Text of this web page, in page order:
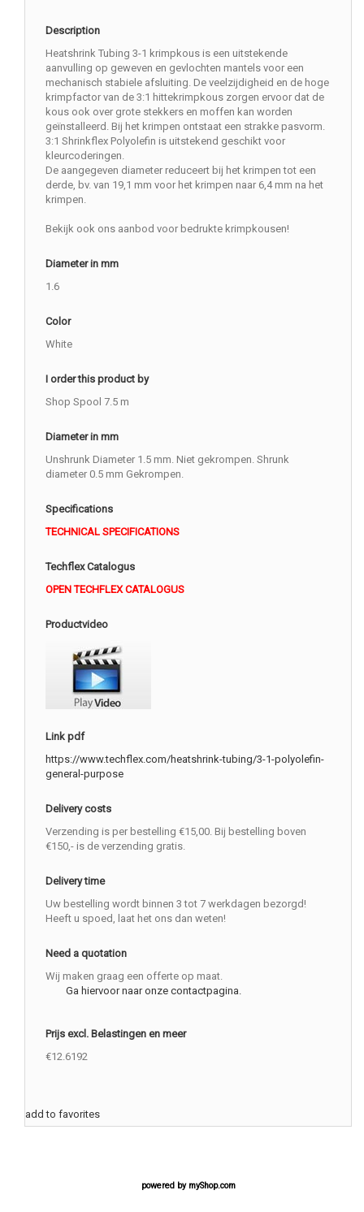
Description
Heatshrink Tubing 3-1 krimpkous is een uitstekende
aanvulling op geweven en gevlochten mantels voor een
mechanisch stabiele afsluiting. De veelzijdigheid en de hoge
krimpfactor van de 3:1 hittekrimpkous zorgen ervoor dat de
kous ook over grote stekkers en moffen kan worden
geïnstalleerd. Bij het krimpen ontstaat een strakke pasvorm.
3:1 Shrinkflex Polyolefin is uitstekend geschikt voor
kleurcoderingen.
De aangegeven diameter reduceert bij het krimpen tot een
derde, bv. van 19,1 mm voor het krimpen naar 6,4 mm na het
krimpen.
Bekijk ook ons aanbod voor bedrukte krimpkousen!
Diameter in mm
1.6
Color
White
I order this product by
Shop Spool 7.5 m
Diameter in mm
Unshrunk Diameter 1.5 mm. Niet gekrompen. Shrunk
diameter 0.5 mm Gekrompen.
Specifications
TECHNICAL SPECIFICATIONS
Techflex Catalogus
OPEN TECHFLEX CATALOGUS
Productvideo
Link pdf
https://www.techflex.com/heatshrink-tubing/3-1-polyolefin-
general-purpose
Delivery costs
Verzending is per bestelling €15,00. Bij bestelling boven
€150,- is de verzending gratis.
Delivery time
Uw bestelling wordt binnen 3 tot 7 werkdagen bezorgd!
Heeft u spoed, laat het ons dan weten!
Need a quotation
Wij maken graag een offerte op maat.
Ga hiervoor naar onze contactpagina.
Prijs excl. Belastingen en meer
€12.6192
add to favorites
powered by myShop.com